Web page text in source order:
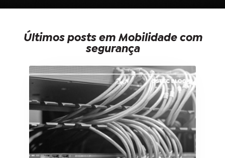
Últimos posts em Mobilidade com
segurança